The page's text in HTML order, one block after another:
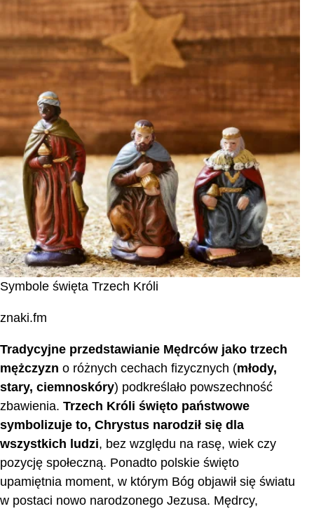
Symbole święta Trzech Króli
znaki.fm
Tradycyjne przedstawianie Mędrców jako trzech
mężczyzn o różnych cechach fizycznych (młody,
stary, ciemnoskóry) podkreślało powszechność
zbawienia. Trzech Króli święto państwowe
symbolizuje to, Chrystus narodził się dla
wszystkich ludzi, bez względu na rasę, wiek czy
pozycję społeczną. Ponadto polskie święto
upamiętnia moment, w którym Bóg objawił się światu
w postaci nowo narodzonego Jezusa. Mędrcy,